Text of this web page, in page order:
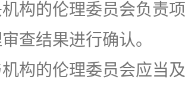
构的伦理委员会负责
查结果进行确认。
构的伦理委员会应当